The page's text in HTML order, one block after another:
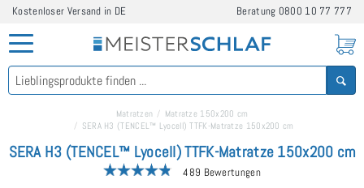
Kostenloser Versand in DE Beratung 0800 10 77 777
Matratzen
Matratze 150x200 cm
SERA H3 (TENCEL™ Lyocell) TTFK-Matratze 150x200 cm
SERA H3 (TENCEL™ Lyocell) TTFK-Matratze 150x200 cm
489 Bewertungen